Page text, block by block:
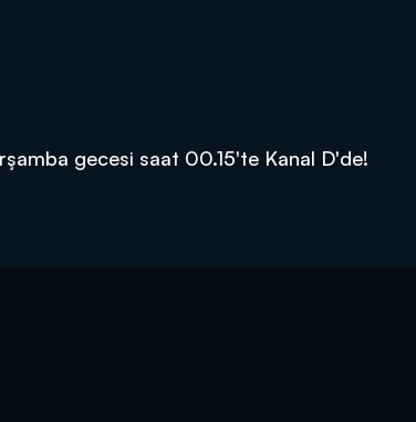
gecesi saat 00.15'te Kanal D'de!